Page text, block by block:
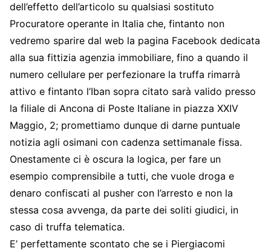
dell’effetto dell’articolo su qualsiasi sostituto
Procuratore operante in Italia che, fintanto non
vedremo sparire dal web la pagina Facebook dedicata
alla sua fittizia agenzia immobiliare, fino a quando il
numero cellulare per perfezionare la truffa rimarrà
attivo e fintanto l’Iban sopra citato sarà valido presso
la filiale di Ancona di Poste Italiane in piazza XXIV
Maggio, 2; promettiamo dunque di darne puntuale
notizia agli osimani con cadenza settimanale fissa.
Onestamente ci è oscura la logica, per fare un
esempio comprensibile a tutti, che vuole droga e
denaro confiscati al pusher con l’arresto e non la
stessa cosa avvenga, da parte dei soliti giudici, in
caso di truffa telematica.
E’ perfettamente scontato che se i Piergiacomi